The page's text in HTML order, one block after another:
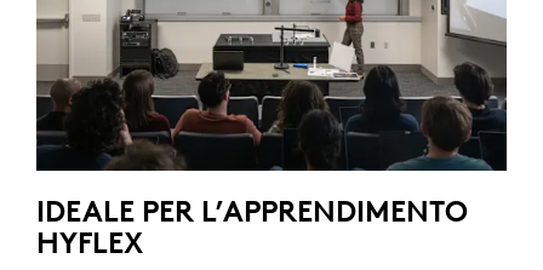
IDEALE PER L’APPRENDIMENTO
HYFLEX